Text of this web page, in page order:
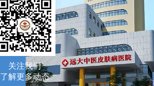
关注我们
了解更多动态